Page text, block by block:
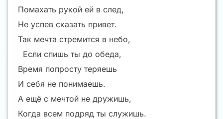
Помахать рукой ей в след,
Не успев сказать привет.
Так мечта стремится в небо,
Если спишь ты до обеда,
Время попросту теряешь
И себя не понимаешь.
А ещё с мечтой не дружишь,
Когда всем подряд ты служишь.